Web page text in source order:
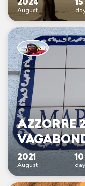
August
AZZORRE
2021
August
10